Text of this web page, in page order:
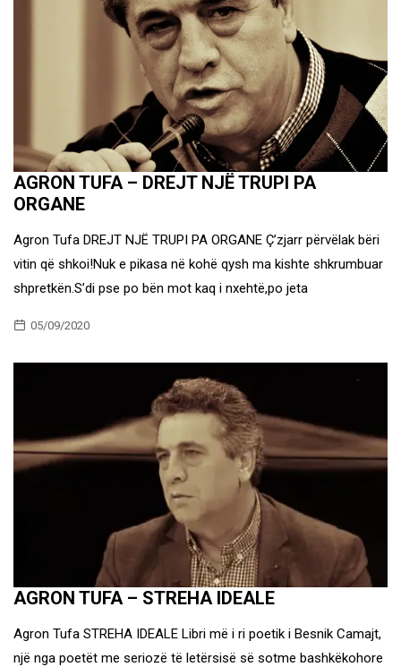
AGRON TUFA – DREJT NJË TRUPI PA
ORGANE
Agron Tufa DREJT NJË TRUPI PA ORGANE Ç’zjarr përvëlak bëri
vitin që shkoi!Nuk e pikasa në kohë qysh ma kishte shkrumbuar
shpretkën.S’di pse po bën mot kaq i nxehtë,po jeta
05/09/2020
AGRON TUFA – STREHA IDEALE
Agron Tufa STREHA IDEALE Libri më i ri poetik i Besnik Camajt,
një nga poetët me seriozë të letërsisë së sotme bashkëkohore